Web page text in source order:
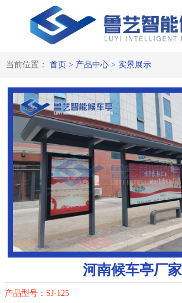
当前位置： 首页 > 产品中心> 实景展示
河南候车亭厂家
产品型号：SJ-125